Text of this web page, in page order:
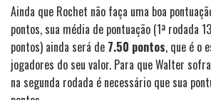
Ainda que Rochet não faça uma boa
pontos, sua média de pontuação (1ª rodada
pontos) ainda será de 7.50 pontos, que é o
jogadores do seu valor. Para que Walter
na segunda rodada é necessário que sua